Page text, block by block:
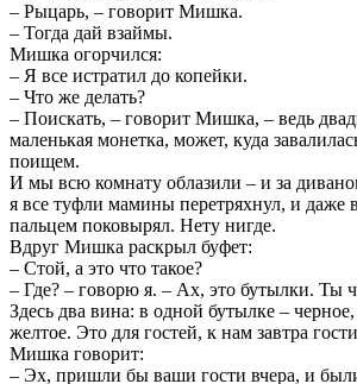
– Рыцарь, – говорит Мишка.
– Тогда дай взаймы.
Мишка огорчился:
– Я все истратил до копейки.
– Что же делать?
– Поискать, – говорит Мишка, – ведь
маленькая монетка, может, куда
поищем.
И мы всю комнату облазили – и за
я все туфли мамины перетряхнул, и даже
пальцем поковырял. Нету нигде.
Вдруг Мишка раскрыл буфет:
– Стой, а это что такое?
– Где? – говорю я. – Ах, это бутылки. Ты
Здесь два вина: в одной бутылке –
желтое. Это для гостей, к нам завтра
Мишка говорит:
– Эх, пришли бы ваши гости вчера, и